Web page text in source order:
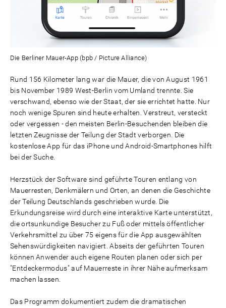
Die Berliner Mauer-App (bpb / Picture Alliance)
Rund 156 Kilometer lang war die Mauer, die von August 1961
bis November 1989 West-Berlin vom Umland trennte. Sie
verschwand, ebenso wie der Staat, der sie errichtet hatte. Nur
noch wenige Spuren sind heute erhalten. Verstreut, versteckt
oder vergessen - den meisten Berlin-Besuchenden bleiben die
letzten Zeugnisse der Teilung der Stadt verborgen. Die
kostenlose App für das iPhone und Android-Smartphones hilft
bei der Suche.
Herzstück der Software sind geführte Touren entlang von
Mauerresten, Denkmälern und Orten, an denen die Geschichte
der Teilung Deutschlands geschrieben wurde. Die
Erkundungsreise wird durch eine interaktive Karte unterstützt,
die ortsunkundige Besucher zu Fuß oder mittels öffentlicher
Verkehrsmittel zu über 75 eigens für die App ausgewählten
Sehenswürdigkeiten navigiert. Abseits der geführten Touren
können Anwender auch eigene Routen planen oder sich per
"Entdeckermodus" auf Mauerreste in ihrer Nähe aufmerksam
machen lassen.
Das Programm dokumentiert zudem die dramatischen